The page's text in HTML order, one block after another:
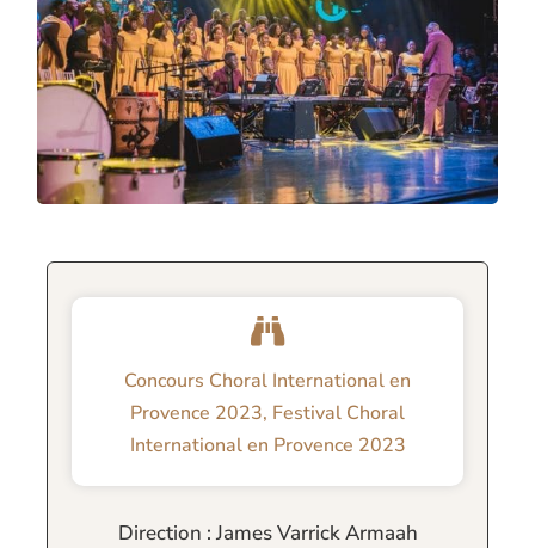
Concours Choral International en
Provence 2023, Festival Choral
International en Provence 2023
Direction : James Varrick Armaah